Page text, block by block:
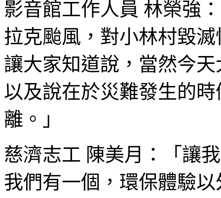
影音館工作人員 林榮強
拉克颱風，對小林村毀
讓大家知道說，當然今
以及說在於災難發生的
離。」
慈濟志工 陳美月：「讓
我們有一個，環保體驗